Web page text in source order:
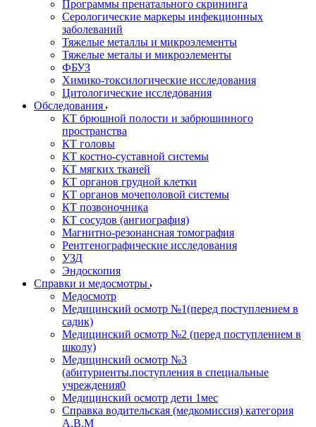
Программы пренатального скрининга
Серологические маркеры инфекционных
заболеваний
Тяжелые металлы и микроэлементы
Тяжелые металы и микроэлементы
ФБУЗ
Химико-токсилогические исследования
Цитологические исследования
Обследования
КТ брюшной полости и забрюшинного
пространства
КТ головы
КТ костно-суставной системы
КТ мягких тканей
КТ органов грудной клетки
КТ органов мочеполовой системы
КТ позвоночника
КТ сосудов (ангиография)
Магнитно-резонансная томография
Рентгенографические исследования
УЗД
Эндоскопия
Справки и медосмотры
Медосмотр
Медицинский осмотр №1(перед поступлением в
садик)
Медицинский осмотр №2 (перед поступлением в
школу)
Медицинский осмотр №3
(абитуриенты.поступления в специальные
учреждения0
Медицинский осмотр дети 1мес
Справка водительская (медкомиссия) категория
А,В.М